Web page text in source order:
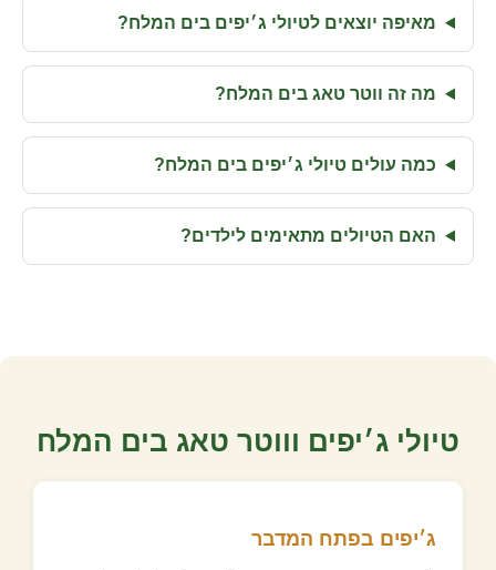
מאיפה יוצאים לטיולי ג׳יפים בים המלח?
מה זה ווטר טאג בים המלח?
כמה עולים טיולי ג׳יפים בים המלח?
האם הטיולים מתאימים לילדים?
טיולי ג׳יפים וווטר טאג בים המלח
ג׳יפים בפתח המדבר